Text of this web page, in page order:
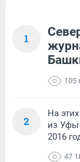
1
105
2
На
из Уфы
2016
47